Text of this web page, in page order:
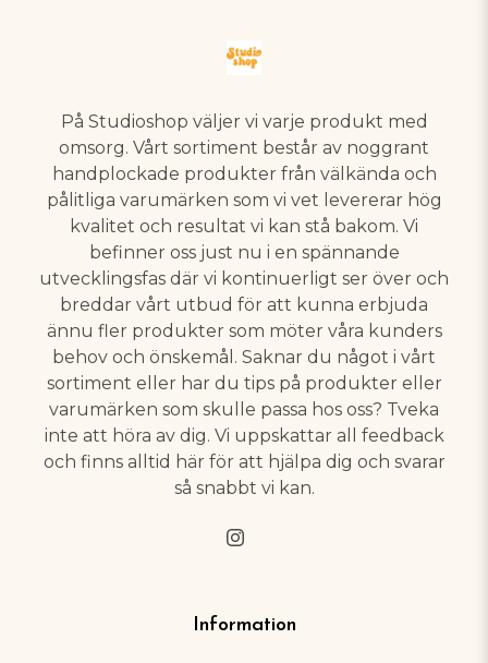
På Studioshop väljer vi varje produkt med
omsorg. Vårt sortiment består av noggrant
handplockade produkter från välkända och
pålitliga varumärken som vi vet levererar hög
kvalitet och resultat vi kan stå bakom. Vi
befinner oss just nu i en spännande
utvecklingsfas där vi kontinuerligt ser över och
breddar vårt utbud för att kunna erbjuda
ännu fler produkter som möter våra kunders
behov och önskemål. Saknar du något i vårt
sortiment eller har du tips på produkter eller
varumärken som skulle passa hos oss? Tveka
inte att höra av dig. Vi uppskattar all feedback
och finns alltid här för att hjälpa dig och svarar
så snabbt vi kan.
Information